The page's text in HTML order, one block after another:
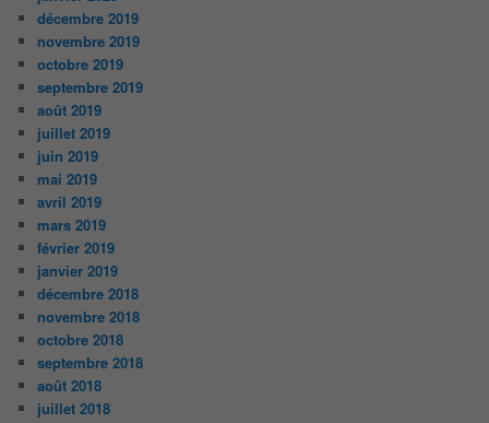
décembre 2019
novembre 2019
octobre 2019
septembre 2019
août 2019
juillet 2019
juin 2019
mai 2019
avril 2019
mars 2019
février 2019
janvier 2019
décembre 2018
novembre 2018
octobre 2018
septembre 2018
août 2018
juillet 2018